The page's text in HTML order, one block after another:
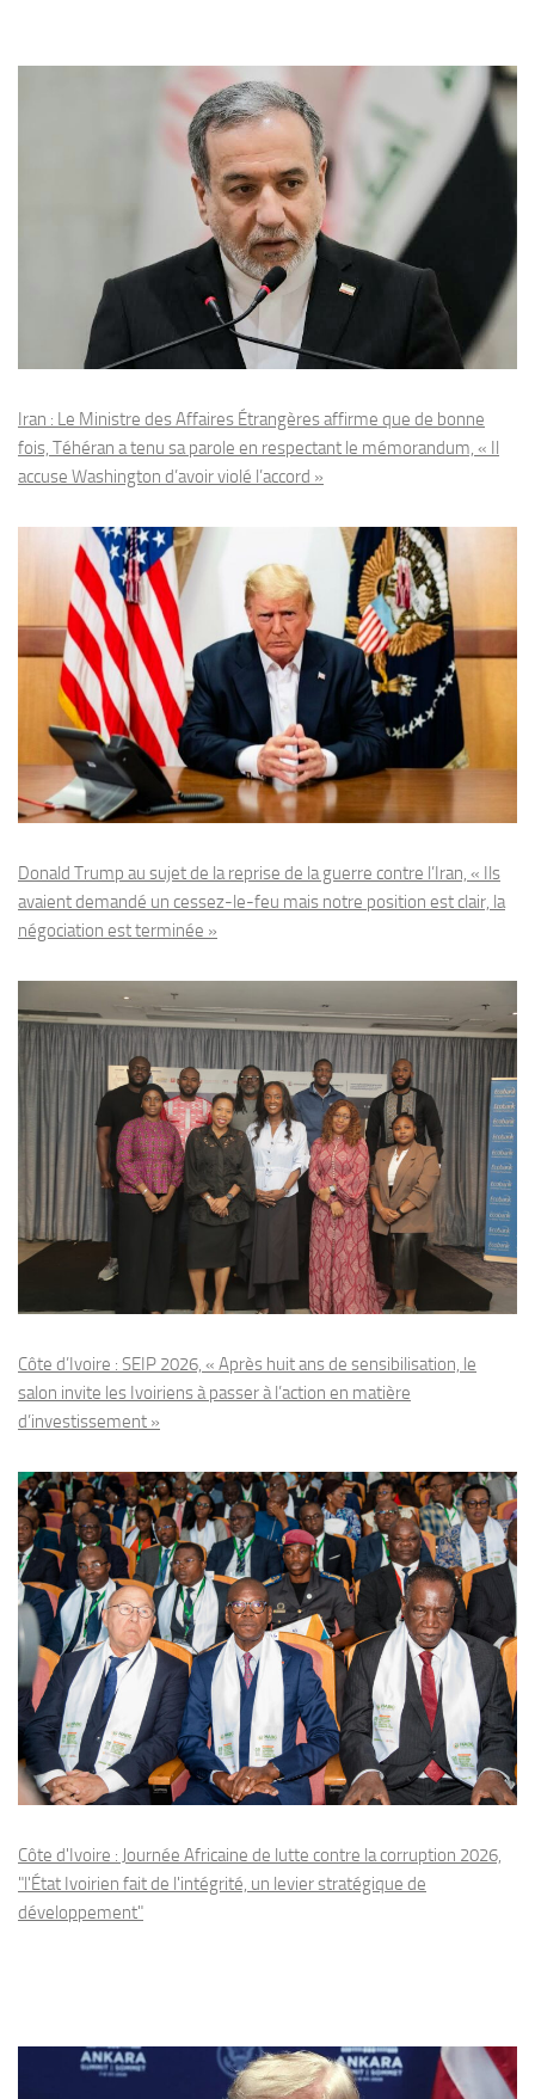
Iran : Le Ministre des Affaires Étrangères affirme que de bonne
fois, Téhéran a tenu sa parole en respectant le mémorandum, « Il
accuse Washington d’avoir violé l’accord »
Donald Trump au sujet de la reprise de la guerre contre l’Iran, « Ils
avaient demandé un cessez-le-feu mais notre position est clair, la
négociation est terminée »
Côte d’Ivoire : SEIP 2026, « Après huit ans de sensibilisation, le
salon invite les Ivoiriens à passer à l’action en matière
d’investissement »
Côte d'Ivoire : Journée Africaine de lutte contre la corruption 2026,
"l'État Ivoirien fait de l'intégrité, un levier stratégique de
développement"